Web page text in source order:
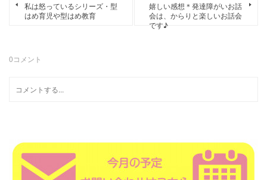
私は怒っているシリーズ・型
はめ育児や型はめ教育
嬉しい感想＊発達障がいお話
会は、からりと楽しいお話会
です♪
0コメント